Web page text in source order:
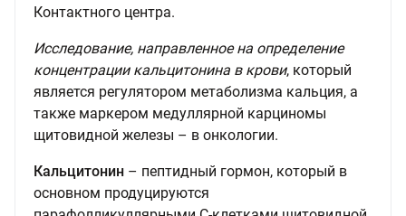
Контактного центра.
Исследование, направленное на определение
концентрации кальцитонина в крови, который
является регулятором метаболизма кальция, а
также маркером медуллярной карциномы
щитовидной железы – в онкологии.
Кальцитонин – пептидный гормон, который в
основном продуцируются